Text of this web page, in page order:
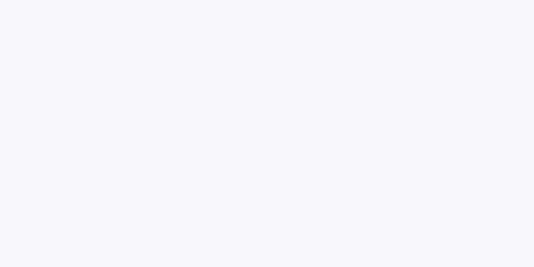
من المنازل والاستثمارات المحتملة لتحقيق التطابق